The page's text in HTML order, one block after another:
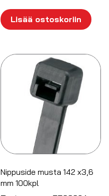
Lisää ostoskoriin
Nippuside musta 142 x3,6
mm 100kpl